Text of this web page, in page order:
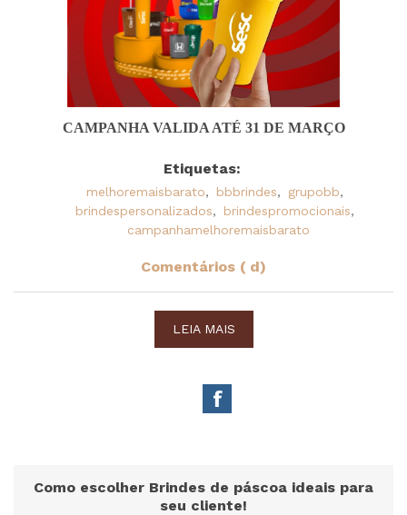
CAMPANHA VALIDA ATÉ 31 DE MARÇO
Etiquetas:
melhoremaisbarato, bbbrindes, grupobb,
brindespersonalizados, brindespromocionais,
campanhamelhoremaisbarato
Comentários ( d)
LEIA MAIS
Como escolher Brindes de páscoa ideais para
seu cliente!